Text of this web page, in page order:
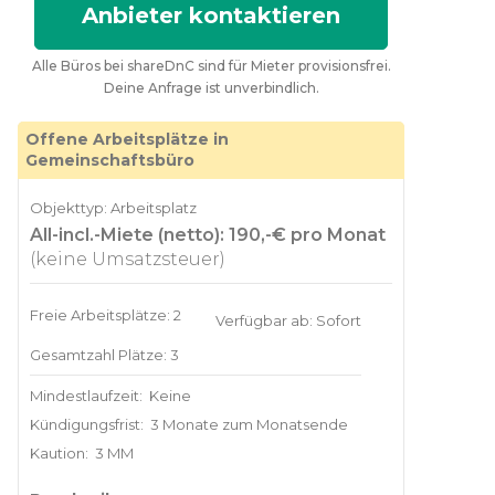
Anbieter kontaktieren
Alle Büros bei shareDnC sind für Mieter provisionsfrei.
Deine Anfrage ist unverbindlich.
Offene Arbeitsplätze in
Gemeinschaftsbüro
Objekttyp: Arbeitsplatz
All-incl.-Miete (netto): 190,-€ pro Monat
(keine Umsatzsteuer)
Freie Arbeitsplätze: 2
Gesamtzahl Plätze: 3
Verfügbar ab: Sofort
Mindestlaufzeit: Keine
Kündigungsfrist: 3 Monate zum Monatsende
Kaution: 3 MM